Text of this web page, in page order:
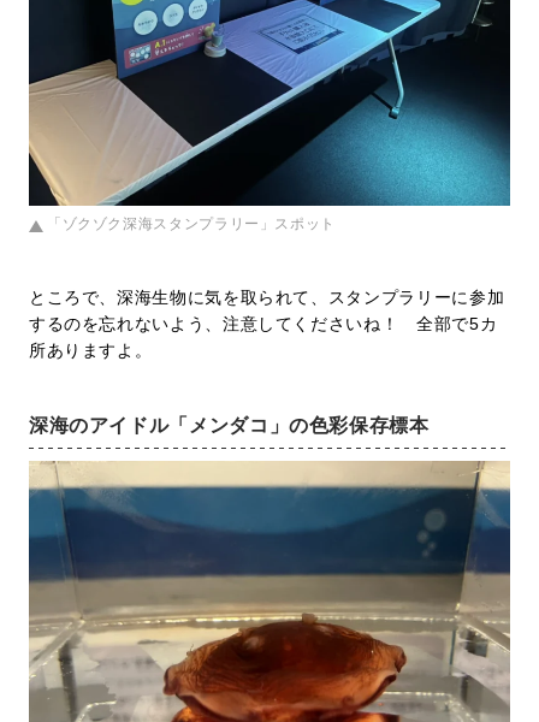
「ゾクゾク深海スタンプラリー」スポット
ところで、深海生物に気を取られて、スタンプラリーに参加
するのを忘れないよう、注意してくださいね！ 全部で5カ
所ありますよ。
深海のアイドル「メンダコ」の色彩保存標本